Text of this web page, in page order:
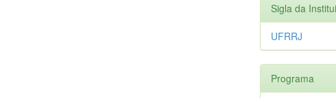
Sigla da
UFRRJ
Programa